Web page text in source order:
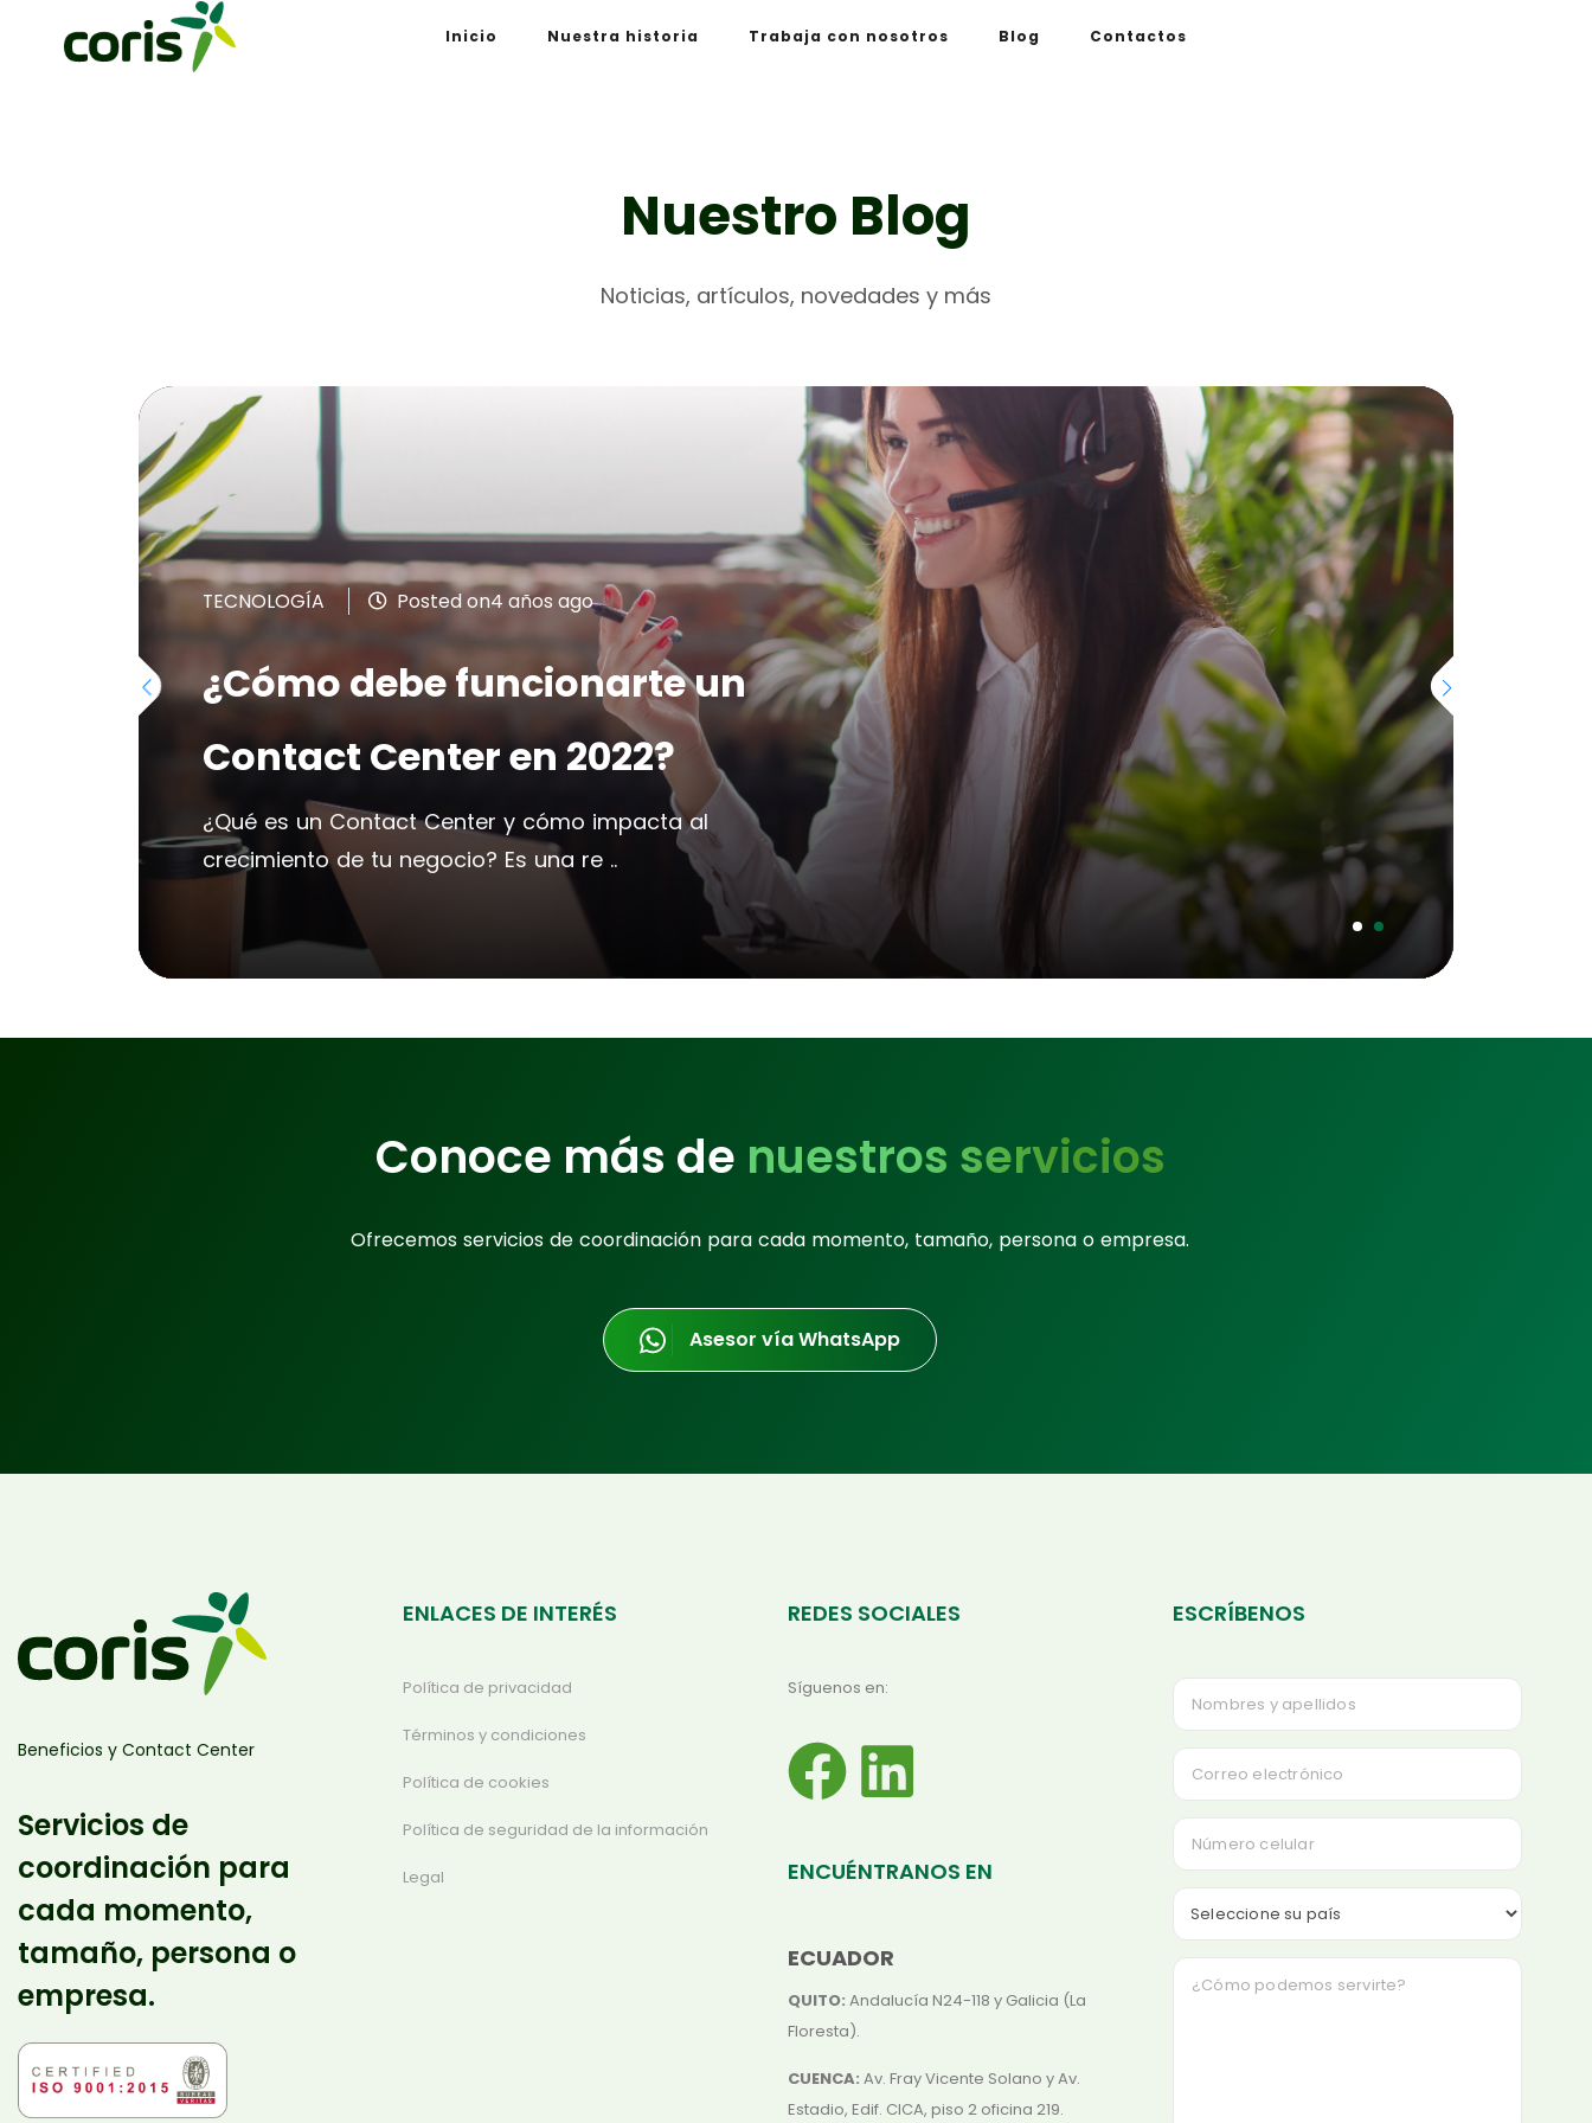
Inicio Nuestra historia Trabaja con nosotros Blog Contactos
Nuestro Blog
Noticias, artículos, novedades y más
TECNOLOGÍA Posted on4 años ago
¿Cómo debe funcionarte un
Contact Center en 2022?
¿Qué es un Contact Center y cómo impacta al
crecimiento de tu negocio? Es una re ..
Conoce más de nuestros servicios
Ofrecemos servicios de coordinación para cada momento, tamaño, persona o empresa.
Asesor vía WhatsApp
Beneficios y Contact Center
Servicios de
coordinación para
cada momento,
tamaño, persona o
empresa.
ENLACES DE INTERÉS
Política de privacidad
Términos y condiciones
Política de cookies
Política de seguridad de la información
Legal
REDES SOCIALES
Síguenos en:
ENCUÉNTRANOS EN
ECUADOR
QUITO: Andalucía N24-118 y Galicia (La
Floresta).
CUENCA: Av. Fray Vicente Solano y Av.
Estadio, Edif. CICA, piso 2 oficina 219.
ESCRÍBENOS